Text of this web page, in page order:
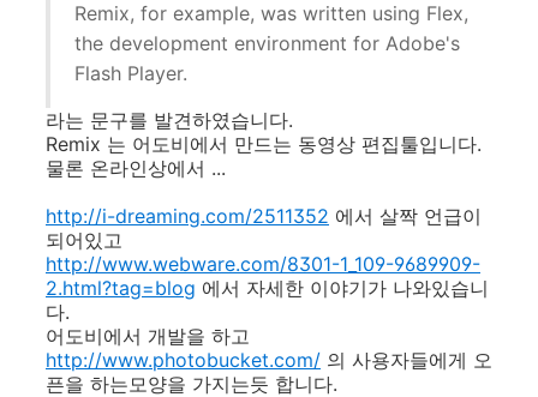
Remix, for example, was written using Flex,
the development environment for Adobe's
Flash Player.
라는 문구를 발견하였습니다.
Remix 는 어도비에서 만드는 동영상 편집툴입니다.
물론 온라인상에서 ...
http://i-dreaming.com/2511352 에서 살짝 언급이
되어있고
http://www.webware.com/8301-1_109-9689909-
2.html?tag=blog 에서 자세한 이야기가 나와있습니
다.
어도비에서 개발을 하고
http://www.photobucket.com/ 의 사용자들에게 오
픈을 하는모양을 가지는듯 합니다.